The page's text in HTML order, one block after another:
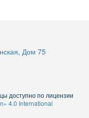
Дом 75
доступно по лицензии
4.0 International